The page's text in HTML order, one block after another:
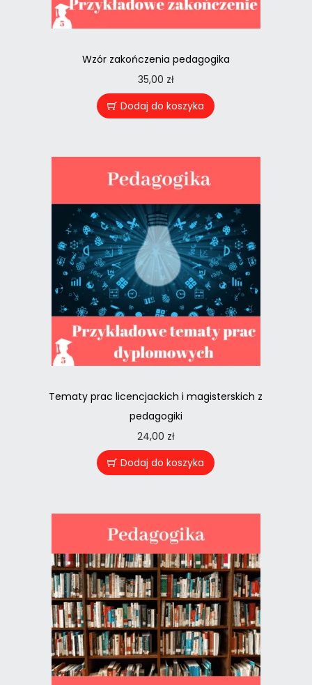
Wzór zakończenia pedagogika
35,00 zł
Dodaj do koszyka
Tematy prac licencjackich i magisterskich z
pedagogiki
24,00 zł
Dodaj do koszyka